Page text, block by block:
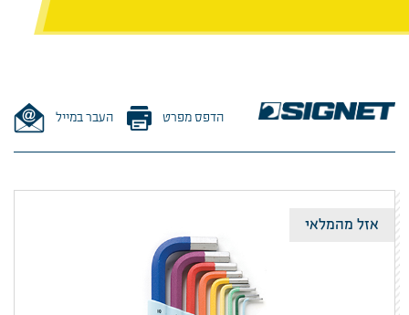
הדפס מפרט העבר במייל
אזל מהמלאי